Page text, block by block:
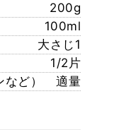
200g
100ml
大さじ1
1/2片
ど）
適量